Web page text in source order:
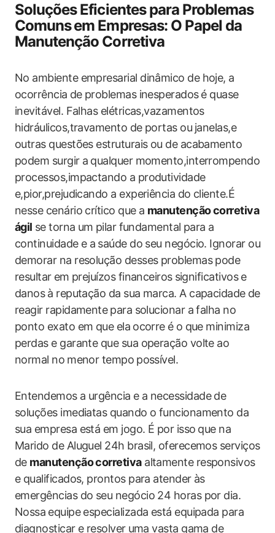
Soluções Eficientes para Problemas
Comuns⁣ em Empresas: O Papel da
Manutenção Corretiva
No ambiente empresarial dinâmico de hoje, a
ocorrência⁣ de problemas inesperados ⁢é quase
inevitável. Falhas​ elétricas,vazamentos
hidráulicos,travamento de portas ou ⁤janelas,e ​
outras questões estruturais ou‍ de acabamento
podem surgir a⁣ qualquer momento,interrompendo
processos,impactando a produtividade
e,pior,prejudicando a experiência do cliente.É
nesse cenário‍ crítico que‍ a manutenção​ corretiva
ágil ⁢se ​torna um ⁤pilar fundamental para ‌a
continuidade e a ⁤saúde do seu negócio. Ignorar ou
demorar na‌ resolução desses problemas pode
resultar⁤ em prejuízos financeiros ⁣significativos⁢ e
danos ⁢à reputação da sua marca. A‌ capacidade⁢ de
reagir​ rapidamente ⁤para solucionar a falha no⁤
ponto exato‍ em que‌ ela⁢ ocorre⁢ é o que minimiza‍
perdas e garante​ que sua operação volte ao
normal no ⁤menor tempo ⁣possível.
Entendemos a urgência​ e a necessidade de
soluções imediatas quando o funcionamento da⁢
sua empresa está em jogo. É por isso⁢ que ‌na
Marido de Aluguel 24h brasil,​ oferecemos serviços
de​ manutenção corretivaaltamente‌ responsivos‍
e ‍qualificados,‌ prontos para atender às
emergências do seu negócio 24 horas por dia.
Nossa ⁤equipe​ especializada ​está equipada para
diagnosticar e resolver⁤ uma vasta gama‍ de